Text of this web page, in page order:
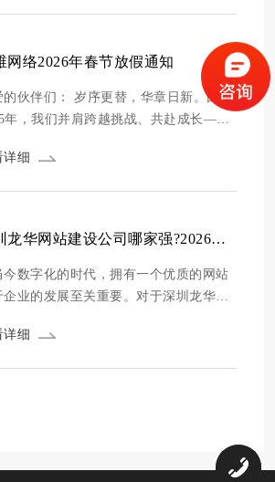
用户体验，每一步都至关重要。 深入分
析全球目标市场 成功的外贸网站始于精准...
网络2026年春节放假通知
： 岁序更替，华章日新。回首
年，我们并肩跨越挑战、共赴成长——
打磨，因彼此支撑而突破的无数瞬间，
是你们让奋斗有了温度，让前行更有力
现将20...
详细
深圳龙华网站建设公司哪家强?2026年精选十大专业建站服务商推荐
今数字化的时代，拥有一个优质的网站
企业的发展至关重要。对于深圳龙华地
是重中之重。一个好的网站不仅能够提
详细